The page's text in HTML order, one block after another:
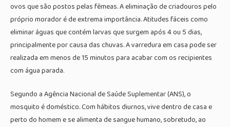
ovos que são postos pelas fêmeas. A eliminação de criadouros pelo
próprio morador é de extrema importância. Atitudes fáceis como
eliminar águas que contém larvas que surgem após 4 ou 5 dias,
principalmente por causa das chuvas. A varredura em casa pode ser
realizada em menos de 15 minutos para acabar com os recipientes
com água parada.
Segundo a Agência Nacional de Saúde Suplementar (ANS), o
mosquito é doméstico. Com hábitos diurnos, vive dentro de casa e
perto do homem e se alimenta de sangue humano, sobretudo, ao